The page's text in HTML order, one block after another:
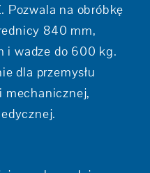
Pozwala na obróbkę
840 mm,
i wadze do 600 kg.
dla przemysłu
mechanicznej,